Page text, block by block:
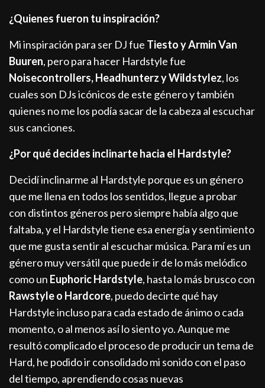
¿Quienes fueron tu inspiración?
Mi inspiración para ser DJ fue Tiesto y Armin Van
Buuren, pero para hacer Hardstyle fue
Noisecontrollers, Headhunterz y Wildstylez, los
cuales son DJs icónicos de este género y también
quienes no me los podía sacar de la cabeza al escuchar
sus canciones.
¿Por qué decides inclinarte hacia el Hardstyle?
Decidí inclinarme al Hardstyle porque es un género
que me llena en todos los sentidos, llegue a probar
con distintos géneros pero siempre había algo que
faltaba, y el Hardstyle tiene esa energía y sentimiento
que me gusta sentir al escuchar música. Para mí es un
género muy versátil que puede ir de lo más melódico
como un Euphoric Hardstyle, hasta lo más brusco con
Rawstyle o Hardcore, puedo decirte qué hay
Hardstyle incluso para cada estado de ánimo o cada
momento, o al menos así lo siento yo. Aunque me
resultó complicado el proceso de producir un tema de
Hard, he podido ir consolidado mi sonido con el paso
del tiempo, aprendiendo cosas nuevas